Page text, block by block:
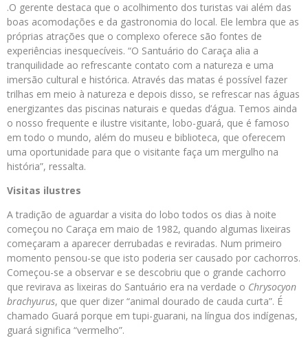
.O gerente destaca que o acolhimento dos turistas vai além das
boas acomodações e da gastronomia do local. Ele lembra que as
próprias atrações que o complexo oferece são fontes de
experiências inesquecíveis. “O Santuário do Caraça alia a
tranquilidade ao refrescante contato com a natureza e uma
imersão cultural e histórica. Através das matas é possível fazer
trilhas em meio à natureza e depois disso, se refrescar nas águas
energizantes das piscinas naturais e quedas d’água. Temos ainda
o nosso frequente e ilustre visitante, lobo-guará, que é famoso
em todo o mundo, além do museu e biblioteca, que oferecem
uma oportunidade para que o visitante faça um mergulho na
história”, ressalta.
Visitas ilustres
A tradição de aguardar a visita do lobo todos os dias à noite
começou no Caraça em maio de 1982, quando algumas lixeiras
começaram a aparecer derrubadas e reviradas. Num primeiro
momento pensou-se que isto poderia ser causado por cachorros.
Começou-se a observar e se descobriu que o grande cachorro
que revirava as lixeiras do Santuário era na verdade o Chrysocyon
brachyurus, que quer dizer “animal dourado de cauda curta”. É
chamado Guará porque em tupi-guarani, na língua dos indígenas,
guará significa “vermelho”.